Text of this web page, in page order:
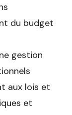
du budget
gestion
aux lois et
et